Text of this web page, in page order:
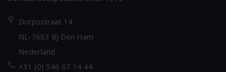
Dorpsstraat 14
NL-7683 BJ Den Ham
Nederland
+31 (0) 546 67 14 44